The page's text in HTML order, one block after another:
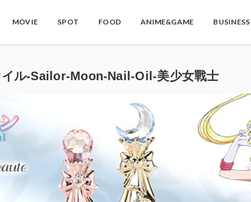
MOVIE SPOT FOOD ANIME&GAME BUSINESS
イル-Sailor-Moon-Nail-Oil-美少女戰士